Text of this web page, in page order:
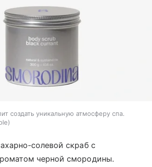
создать уникальную атмосферу спа.
солевой скраб с
черной смородины.